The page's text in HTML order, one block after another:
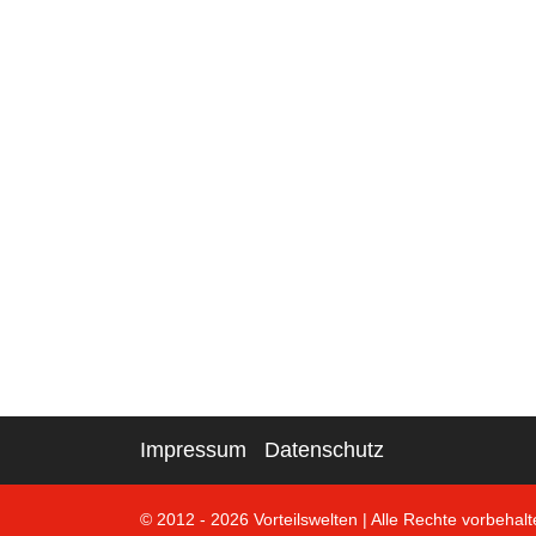
Impressum Datenschutz
© 2012 - 2026 Vorteilswelten | Alle Rechte